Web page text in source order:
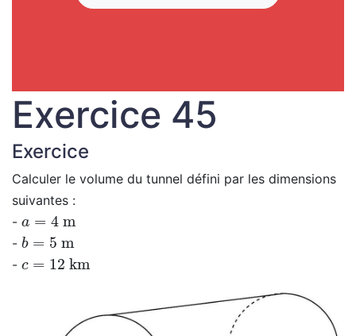
Exercice 45
Exercice
Calculer le volume du tunnel défini par les dimensions
suivantes :
-
= m
- b 5
- 12 km